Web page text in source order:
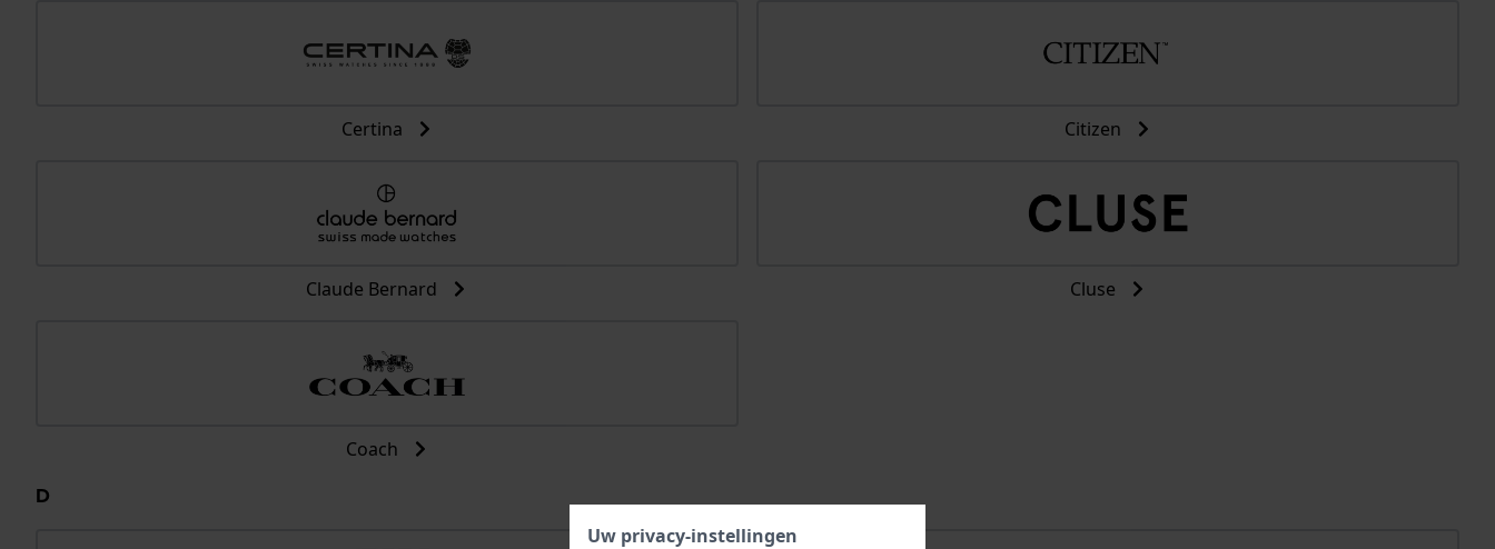
Certina Citizen
Claude Bernard Cluse
Coach
D
Uw privacy-instellingen